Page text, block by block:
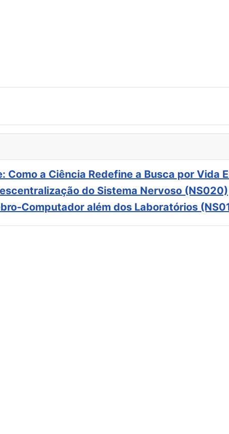
Como a Ciência Redefine a Busca por Vida
do Sistema Nervoso (NS020)
Computador além dos Laboratórios